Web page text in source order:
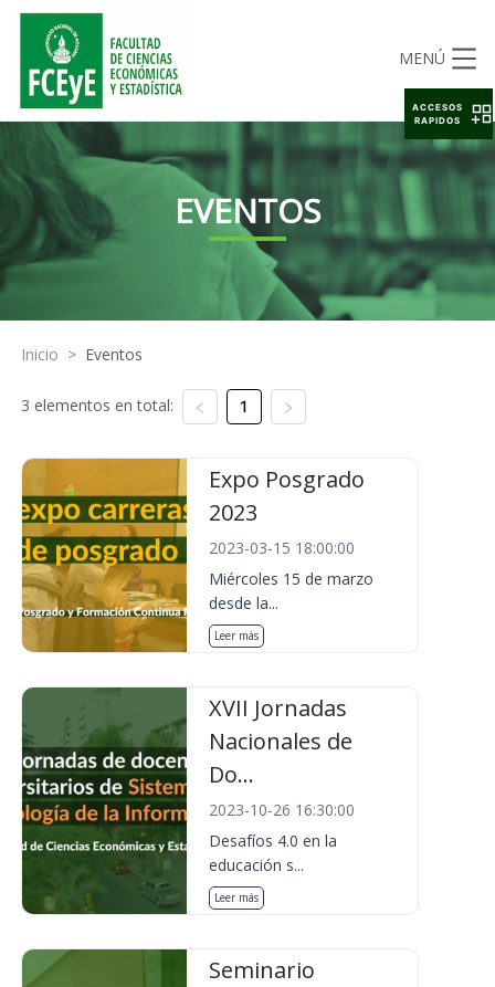
MENÚ
EVENTOS
Inicio > Eventos
3 elementos en total: 1
Expo Posgrado
2023
2023-03-15 18:00:00
Miércoles 15 de marzo
desde la...
Leer más
XVII Jornadas
Nacionales de
Do...
2023-10-26 16:30:00
Desafíos 4.0 en la
educación s...
Leer más
Seminario
ACCESOS
RAPIDOS